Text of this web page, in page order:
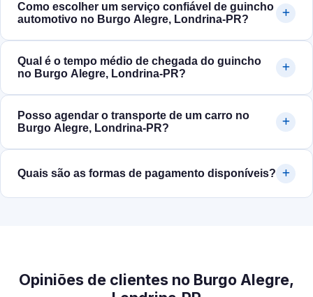
Como escolher um serviço confiável de guincho
automotivo no Burgo Alegre, Londrina‑PR?
Qual é o tempo médio de chegada do guincho
no Burgo Alegre, Londrina‑PR?
Posso agendar o transporte de um carro no
Burgo Alegre, Londrina‑PR?
Quais são as formas de pagamento disponíveis?
Opiniões de clientes no Burgo Alegre,